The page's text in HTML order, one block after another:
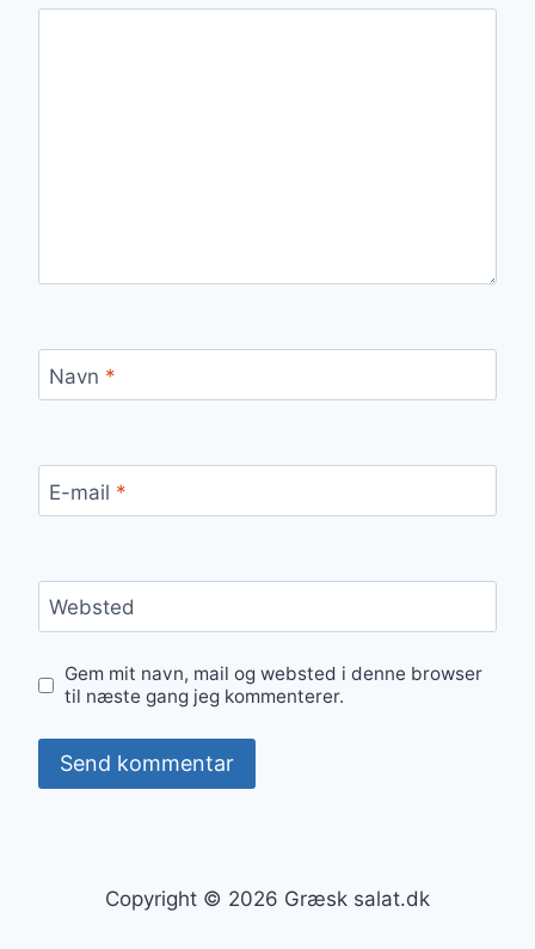
Navn *
E-mail *
Websted
Gem mit navn, mail og websted i denne browser
til næste gang jeg kommenterer.
Copyright © 2026 Græsk salat.dk